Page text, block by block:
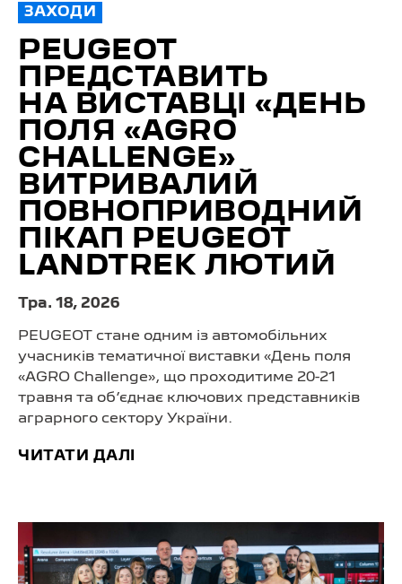
ЗАХОДИ
PEUGEOT
ПРЕДСТАВИТЬ
НА ВИСТАВЦІ «ДЕНЬ
ПОЛЯ «AGRO
CHALLENGE»
ВИТРИВАЛИЙ
ПОВНОПРИВОДНИЙ
ПІКАП PEUGEOT
LANDTREK ЛЮТИЙ
Тра. 18, 2026
PEUGEOT стане одним із автомобільних
учасників тематичної виставки «День поля
«AGRO Challenge», що проходитиме 20-21
травня та об’єднає ключових представників
аграрного сектору України.
ЧИТАТИ ДАЛІ